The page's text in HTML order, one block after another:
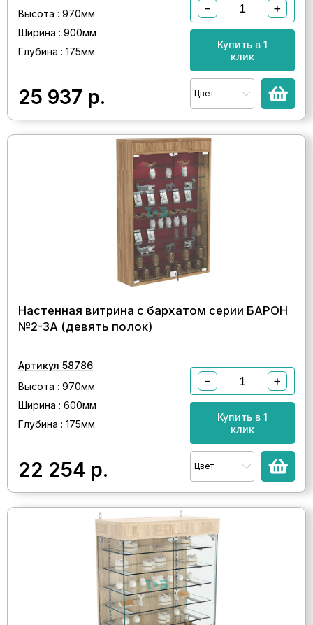
Высота : 970мм
Ширина : 900мм
Глубина : 175мм
25 937 р.
− +
Купить в 1
клик
Цвет
Настенная витрина с бархатом серии БАРОН
№2-3А (девять полок)
Артикул 58786
Высота : 970мм
Ширина : 600мм
Глубина : 175мм
22 254 р.
− +
Купить в 1
клик
Цвет